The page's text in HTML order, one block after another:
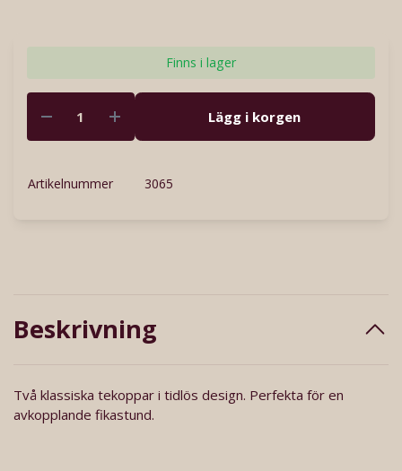
Finns i lager
Lägg i korgen
Artikelnummer 3065
Beskrivning
Två klassiska tekoppar i tidlös design. Perfekta för en
avkopplande fikastund.